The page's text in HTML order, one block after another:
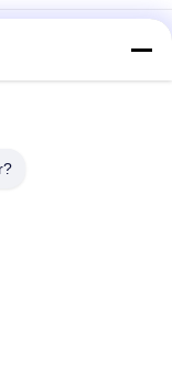
εφαρμογή με
για
και